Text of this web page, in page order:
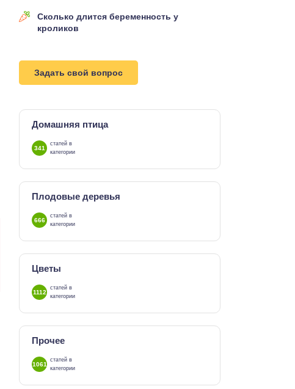
Сколько длится беременность у
кроликов
Задать свой вопрос
Домашняя птица
341
статей в
категории
Плодовые деревья
666
статей в
категории
Цветы
1112
статей в
категории
Прочее
1061
статей в
категории